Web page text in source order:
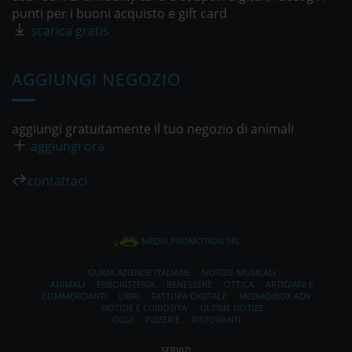
punti per i buoni acquisto e gift card
scarica gratis
AGGIUNGI NEGOZIO
aggiungi gratuitamente il tuo negozio di animali
aggiungi ora
contattaci
MEDIA PROMOTION SRL
GUIDA AZIENDE ITALIANE
NOTIZIE MUSICALI
ANIMALI
ERBORISTERIA BENESSERE OTTICA
ARTIGIANI E
COMMERCIANTI
LIBRI FATTURA DIGITALE
MEDIADIBOX ADV
NOTIZIE E CURIOSITA'
ULTIME NOTIZE
OGGI
PIZZERIE RISTORANTI